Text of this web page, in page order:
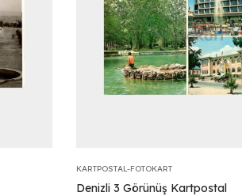
KARTPOSTAL-FOTOKART
Denizli 3 Görünüş Kartpostal